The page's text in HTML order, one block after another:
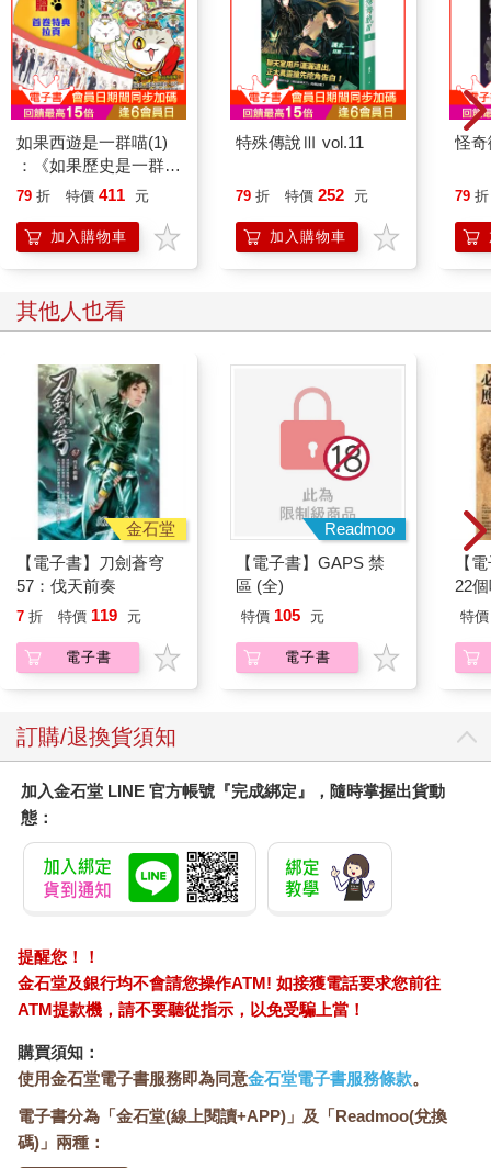
如果西遊是一群喵(1)
：《如果歷史是一群
喵》作者最新力作，附
79 折 特價 411 元
加入購物車
特殊傳說Ⅲ vol.11
79 折 特價 252 元
加入購物車
怪
79 折
其他人也看
金石堂
【電子書】刀劍蒼穹
57：伐天前奏
7 折 特價 119 元
電子書
Readmoo
【電子書】GAPS 禁
區 (全)
特價 105 元
電子書
【
22
特價
訂購/退換貨須知
加入金石堂 LINE 官方帳號『完成綁定』，隨時掌握出貨動
態：
提醒您！！
金石堂及銀行均不會請您操作ATM! 如接獲電話要求您前往
ATM提款機，請不要聽從指示，以免受騙上當！
購買須知：
使用金石堂電子書服務即為同意金石堂電子書服務條款。
電子書分為「金石堂(線上閱讀+APP)」及「Readmoo(兌換
碼)」兩種：